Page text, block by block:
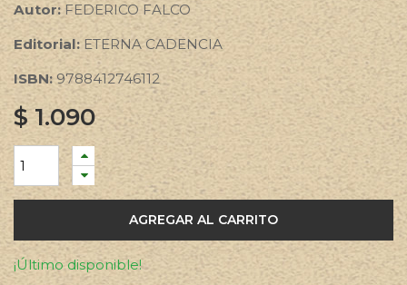
Autor: FEDERICO FALCO
Editorial: ETERNA CADENCIA
ISBN: 9788412746112
$1.090
AGREGAR AL CARRITO
¡Último disponible!